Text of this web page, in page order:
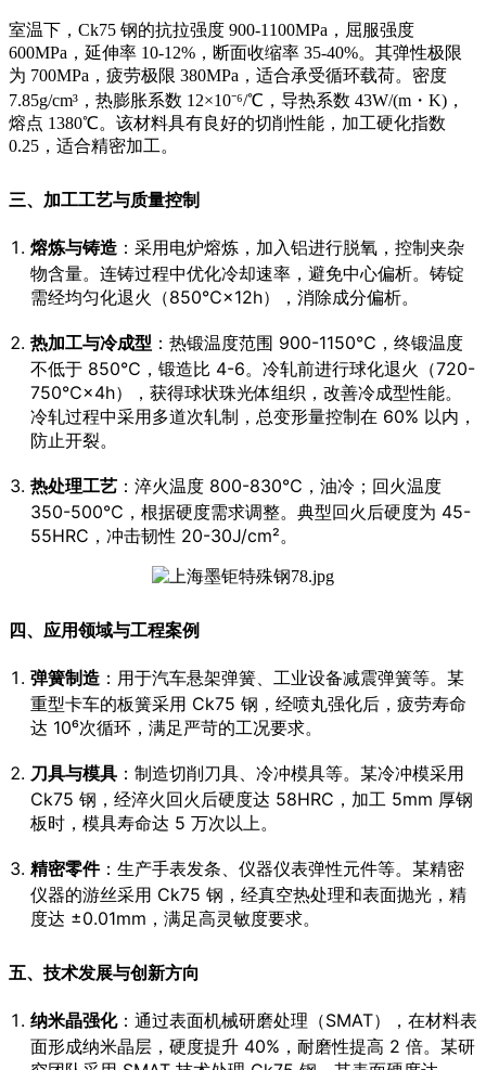
室温下，Ck75 钢的抗拉强度 900-1100MPa，屈服强度
600MPa，延伸率 10-12%，断面收缩率 35-40%。其弹性极限
为 700MPa，疲劳极限 380MPa，适合承受循环载荷。密度
7.85g/cm³，热膨胀系数 12×10⁻⁶/℃，导热系数 43W/(m・K)，
熔点 1380℃。该材料具有良好的切削性能，加工硬化指数
0.25，适合精密加工。
三、加工工艺与质量控制
熔炼与铸造 ：采用电炉熔炼，加入铝进行脱氧，控制夹杂
物含量。连铸过程中优化冷却速率，避免中心偏析。铸锭
需经均匀化退火（850℃×12h），消除成分偏析。
热加工与冷成型 ：热锻温度范围 900-1150℃，终锻温度
不低于 850℃，锻造比 4-6。冷轧前进行球化退火（720-
750℃×4h），获得球状珠光体组织，改善冷成型性能。
冷轧过程中采用多道次轧制，总变形量控制在 60% 以内，
防止开裂。
热处理工艺 ：淬火温度 800-830℃，油冷；回火温度
350-500℃，根据硬度需求调整。典型回火后硬度为 45-
55HRC，冲击韧性 20-30J/cm²。
四、应用领域与工程案例
弹簧制造 ：用于汽车悬架弹簧、工业设备减震弹簧等。某
重型卡车的板簧采用 Ck75 钢，经喷丸强化后，疲劳寿命
达 10⁶次循环，满足严苛的工况要求。
刀具与模具 ：制造切削刀具、冷冲模具等。某冷冲模采用
Ck75 钢，经淬火回火后硬度达 58HRC，加工 5mm 厚钢
板时，模具寿命达 5 万次以上。
精密零件：生产手表发条、仪器仪表弹性元件等。某精密
仪器的游丝采用 Ck75 钢，经真空热处理和表面抛光，精
度达 ±0.01mm，满足高灵敏度要求。
五、技术发展与创新方向
纳米晶强化：通过表面机械研磨处理（SMAT），在材料表
面形成纳米晶层，硬度提升 40%，耐磨性提高 2 倍。某研